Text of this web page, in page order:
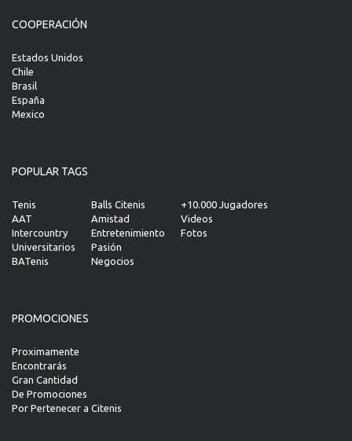
COOPERACIÓN
Estados Unidos
Chile
Brasil
España
Mexico
POPULAR TAGS
Tenis
AAT
Intercountry
Universitarios
BATenis
Balls Citenis
Amistad
Entretenimiento
Pasión
Negocios
+10.000 Jugadores
Videos
Fotos
PROMOCIONES
Proximamente
Encontrarás
Gran Cantidad
De Promociones
Por Pertenecer a Citenis